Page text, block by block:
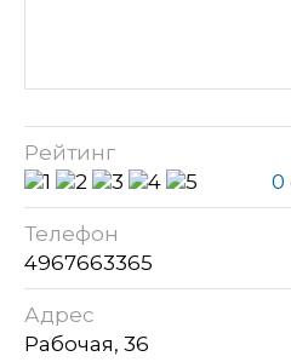
Рейтинг
0
Телефон
4967663365
Адрес
Рабочая, 36